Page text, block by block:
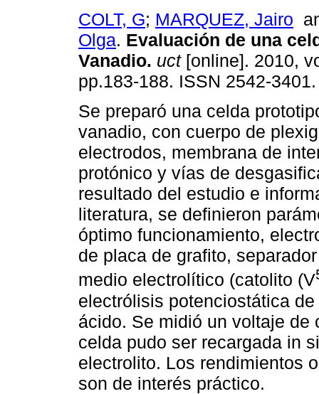
COLT, G; MARQUEZ, Jairo
Olga. Evaluación de una
Vanadio. uct[online]. 2010,
pp.183-188. ISSN 2542-3401.
Se preparó una celda
vanadio, con cuerpo de
electrodos, membrana de
protónico y vías de
resultado del estudio e
literatura, se definieron
óptimo funcionamiento,
de placa de grafito,
medio electrolítico (catolito (V
electrólisis potenciostática
ácido. Se midió un voltaje de
celda pudo ser recargada in
electrolito. Los rendimientos
son de interés práctico.